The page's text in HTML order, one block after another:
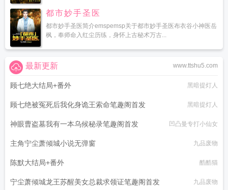
都市妙手圣医
都市妙手圣医简介emspemsp关于都市妙手圣医布衣谷小神医岳
枫，奉师命入红尘历练，身怀上古秘术万古...
www.ttshu5.com
最新更新
顾七绝大结局+番外 黑暗提灯人
顾七绝被冤死后我化身诡王索命笔趣阁首发 黑暗提灯人
神眼曹盗墓我有一本乌候秘录笔趣阁首发 凹凸曼专打小仙女
主角宁尘萧倾城小说无弹窗 九品废物
陈默大结局+番外 酷酷猫
宁尘萧倾城龙王苏醒美女总裁求领证笔趣阁首发 九品废物